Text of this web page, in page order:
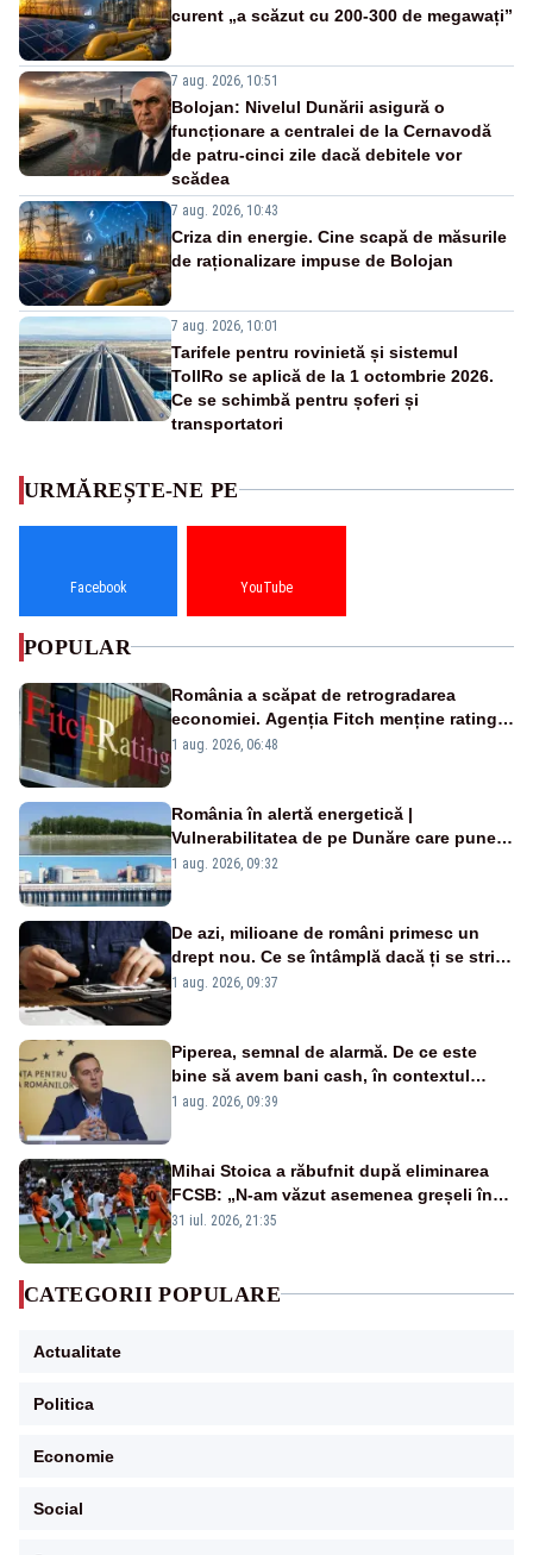
curent „a scăzut cu 200-300 de megawați”
7 aug. 2026, 10:51
Bolojan: Nivelul Dunării asigură o
funcționare a centralei de la Cernavodă
de patru-cinci zile dacă debitele vor
scădea
7 aug. 2026, 10:43
Criza din energie. Cine scapă de măsurile
de raționalizare impuse de Bolojan
7 aug. 2026, 10:01
Tarifele pentru rovinietă și sistemul
TollRo se aplică de la 1 octombrie 2026.
Ce se schimbă pentru șoferi și
transportatori
URMĂREȘTE-NE PE
Facebook YouTube
POPULAR
România a scăpat de retrogradarea
economiei. Agenția Fitch menține ratingul
„BBB-” cu perspectivă negativă
1 aug. 2026, 06:48
România în alertă energetică |
Vulnerabilitatea de pe Dunăre care pune
în pericol Centrala Cernavodă era
1 aug. 2026, 09:32
De azi, milioane de români primesc un
drept nou. Ce se întâmplă dacă ți se strică
un produs
1 aug. 2026, 09:37
Piperea, semnal de alarmă. De ce este
bine să avem bani cash, în contextul
alertei energetice?
1 aug. 2026, 09:39
Mihai Stoica a răbufnit după eliminarea
FCSB: „N-am văzut asemenea greșeli în
190 de meciuri europene”
31 iul. 2026, 21:35
CATEGORII POPULARE
Actualitate
Politica
Economie
Social